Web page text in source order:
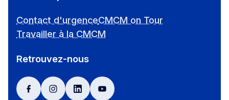
Contact d'urgenceCMCM on Tour
Travailler à la CMCM
Retrouvez-nous
facebookinstagramlinkedinyoutube